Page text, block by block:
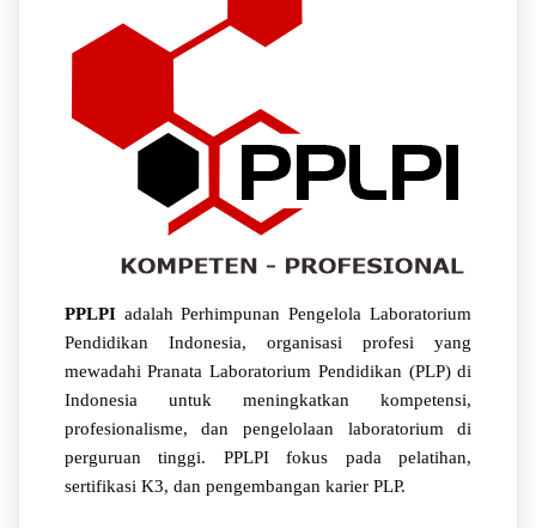
PPLPI adalah Perhimpunan Pengelola Laboratorium
Pendidikan Indonesia, organisasi profesi yang
mewadahi Pranata Laboratorium Pendidikan (PLP) di
Indonesia untuk meningkatkan kompetensi,
profesionalisme, dan pengelolaan laboratorium di
perguruan tinggi. PPLPI fokus pada pelatihan,
sertifikasi K3, dan pengembangan karier PLP.